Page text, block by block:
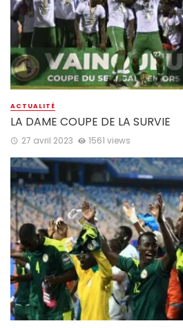
ACTUALITÉ
LA DAME COUPE DE LA SURVIE
27 avril 2023 1561 views